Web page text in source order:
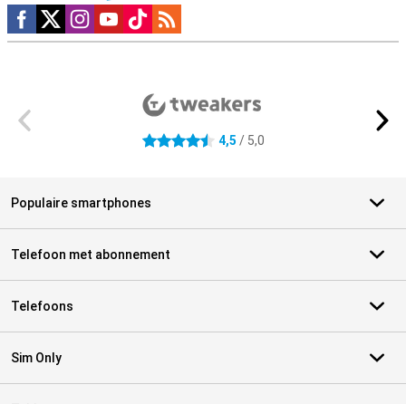
Social media
4.5 sterren 4,5 / 5,0
Populaire smartphones
Telefoon met abonnement
Telefoons
Sim Only